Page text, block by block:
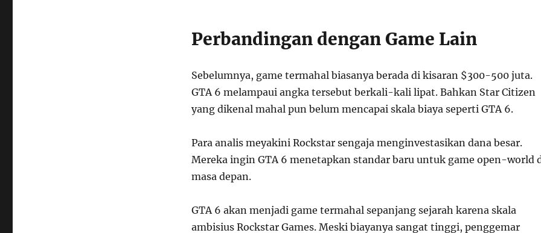
Perbandingan dengan Game Lain
Sebelumnya, game termahal biasanya berada di kisaran $300-500 juta.
GTA 6 melampaui angka tersebut berkali-kali lipat. Bahkan Star Citizen
yang dikenal mahal pun belum mencapai skala biaya seperti GTA 6.
Para analis meyakini Rockstar sengaja menginvestasikan dana besar.
Mereka ingin GTA 6 menetapkan standar baru untuk game open-world
masa depan.
GTA 6 akan menjadi game termahal sepanjang sejarah karena skala
ambisius Rockstar Games. Meski biayanya sangat tinggi, penggemar